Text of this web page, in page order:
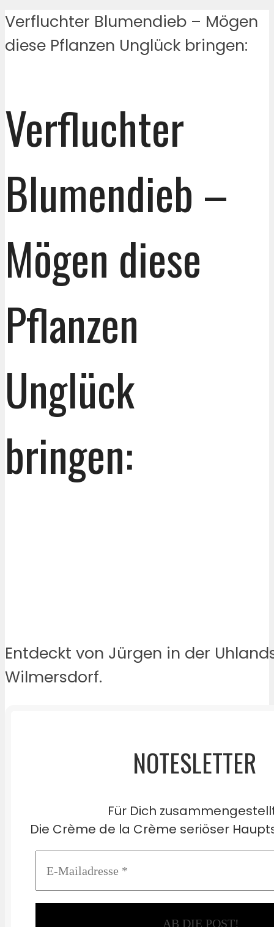
Verfluchter Blumendieb – Mögen
diese Pflanzen Unglück bringen:
Verfluchter
Blumendieb –
Mögen diese
Pflanzen
Unglück
bringen:
Entdeckt von Jürgen in der
Wilmersdorf.
NOTESLETTER
Für Dich
Die Crème de la Crème seriöser